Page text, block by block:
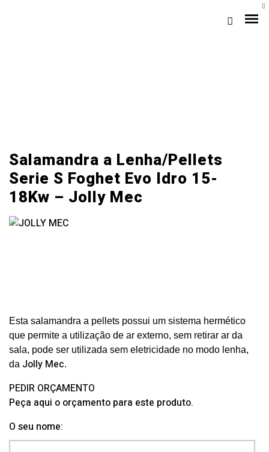
Loja Braga (Sede)
Salamandra a Lenha/Pellets
Serie S Foghet Evo Idro 15-
18Kw – Jolly Mec
Esta salamandra a pellets possui um sistema hermético
que permite a utilização de ar externo, sem retirar ar da
sala, pode ser utilizada sem eletricidade no modo lenha,
da Jolly Mec.
PEDIR ORÇAMENTO
Peça aqui o orçamento para este produto.
O seu nome: